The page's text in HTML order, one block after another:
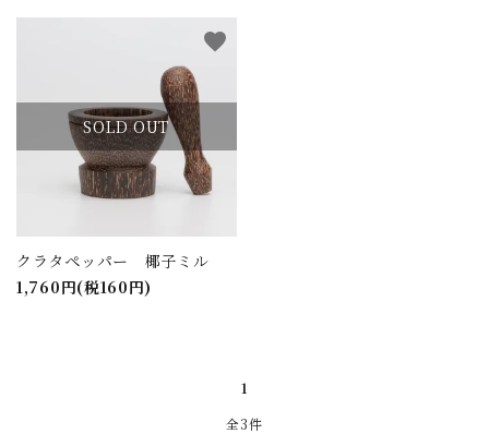
SOLD OUT
クラタペッパー 椰子ミル
1,760円(税160円)
favorite
1
全3件